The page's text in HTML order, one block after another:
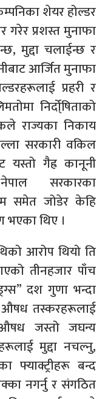
शेयर होल्डर
प्रशस्त मुनाफा
मुद्दा चलाईन्छ र
आर्जित मुनाफा
प्रहरी र
निर्दो्षिताको
राज्यका निकाय
सरकारी वकिल
यस्तो गैह्र कानूनी
सरकारका
समेत जोडेर केहि
भएका थिए ।
आरोप थियो ति
तीनहजार पाँच
दश गुणा भन्दा
औषध तस्करहरूलाई
जस्तो जघन्य
मुद्दा नचल्नु,
फ्याक्ट्रीहरू बन्द
नगर्नु र संगठित